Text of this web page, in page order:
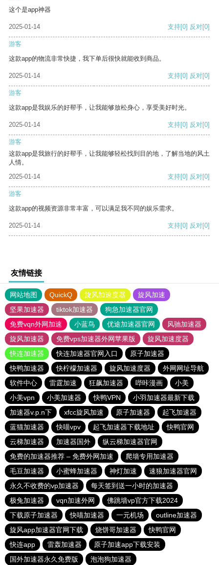
这个是app神器
2025-01-14 支持[0] 反对[0]
游客
这款app的物流非常快捷，我下单后很快就能收到商品。
2025-01-14 支持[0] 反对[0]
游客
这款app是我娱乐的好帮手，让我能够放松身心，享受美好时光。
2025-01-14 支持[0] 反对[0]
游客
这款app是我旅行的好帮手，让我能够轻松找到目的地，了解当地的风土
人情。
2025-01-14
支持[0] 反对[0]
游客
这款app的视频资源非常丰富，可以满足我不同的娱乐需求。
2025-01-14 支持[0] 反对[0]
友情链接
网站地图 QuickQ 旋风加速度器
旋风加速
坚果加速器
tiktok加速器
狗急加速器官网
免费vqn外网加速
小蓝鸟 优途加速器官网
风驰加速器
旋风加速器
免费vps加速器外网苹果版
旋风加速度器
快连加速器
快连加速器官网入口
原子加速器
快鸭加速器
快柠檬加速器 旋风加速度器
外网网址导航
软件中心
雷霆加速 狂飙加速器 哔咔漫画
小美
小美vpn
小美加速器 快鸭VPN
小羽加速器最新下载
加速器v.p.n下
xfcc旋风加速 原子加速器
起飞加速器
蓝猫加速器
快喵vpv 起飞加速器下载地址
快鸭官网
云梯加速器
加速器国外
纵云梯加速器官网
免费的加速器推荐 – 免费外网加速
爬墙专用加速器
毛豆加速器
小蜜蜂加速器 神灯加速
速狼加速器官网
永久不收费的vp加速器
每天签到送一小时的加速器
极兔加速器
vqn加速外网
佛跳墙vp官方下载2024
下载原子加速器
快喵加速器 一元机场
outline加速器
旋风app加速器官网下载
烧饼哥加速器
快鸭官网
快连app
雷轰加速器
原子加速app下载安装
国外加速器永久免费版
泡泡狗加速器